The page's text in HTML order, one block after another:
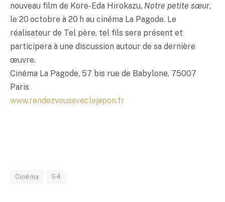
nouveau film de Kore-Eda Hirokazu, Notre petite sœur,
le 20 octobre à 20 h au cinéma La Pagode. Le
réalisateur de Tel père, tel fils sera présent et
participera à une discussion autour de sa dernière
œuvre.
Cinéma La Pagode, 57 bis rue de Babylone, 75007
Paris
www.rendezvousaveclejapon.fr
Cinéma 54